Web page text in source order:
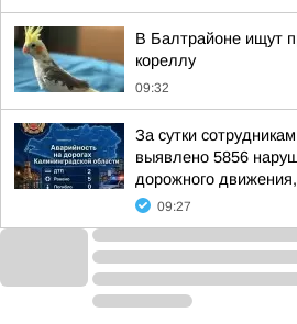
В Балтрайоне ищут
кореллу
09:32
За сутки
выявлено 5856
дорожного
09:27